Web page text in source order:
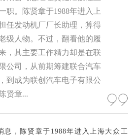
职。陈贤章于1988年进入上
任发动机厂厂长助理，算得
级人物。不过，翻看他的履
，其主要工作精力却是在联
公司，从前期筹建联合汽车
到成为联创汽车电子有限公
贤章...
息， 陈贤章于1988年进入上海大众工